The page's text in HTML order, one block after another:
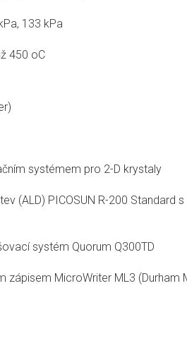
133 kPa
450 oC
systémem pro 2-D krystaly
(ALD) PICOSUN R-200 Standard
systém Quorum Q300TD
zápisem MicroWriter ML3 (Durham